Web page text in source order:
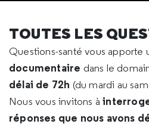
TOUTES LES
Questions-santé vous apporte
documentaire dans le
délai de 72h (du mardi au
Nous vous invitons à
réponses que nous avons